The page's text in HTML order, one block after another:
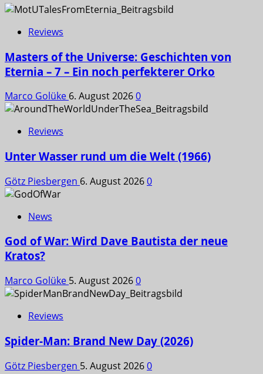
Reviews
Masters of the Universe: Geschichten von
Eternia – 7 – Ein noch perfekterer Orko
Marco Golüke 6. August 20260
Reviews
Unter Wasser rund um die Welt (1966)
Götz Piesbergen 6. August 20260
News
God of War: Wird Dave Bautista der neue
Kratos?
Marco Golüke 5. August 20260
Reviews
Spider-Man: Brand New Day (2026)
Götz Piesbergen 5. August 20260